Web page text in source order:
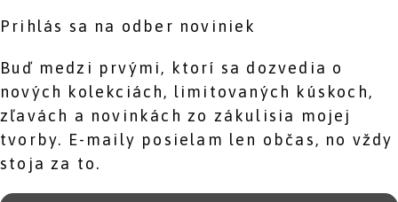
Prihlás sa na odber noviniek
Buď medzi prvými, ktorí sa dozvedia o
nových kolekciách, limitovaných kúskoch,
zľavách a novinkách zo zákulisia mojej
tvorby. E-maily posielam len občas, no vždy
stoja za to.